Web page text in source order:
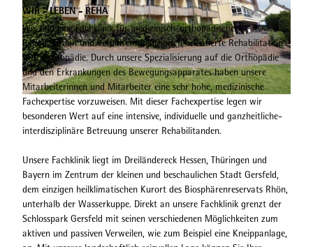
© HEIKO RHODE
© HEIKO RHODE
WIR - LEBEN - REHA
Wir sind eine Fachklinik für medizinisch-orthopädische
Rehabilitation und Verhaltensmedizinisch orientierte Rehabilitation –
VOR Orthopädie. Durch unsere Spezialisierung auf die Orthopädie
und den Erkrankungen des Bewegungsapparates haben unsere
Mitarbeiterinnen und Mitarbeiter eine sehr hohe, medizinische
Fachexpertise vorzuweisen. Mit dieser Fachexpertise legen wir
besonderen Wert auf eine intensive, individuelle und ganzheitliche-
interdisziplinäre Betreuung unserer Rehabilitanden.
Unsere Fachklinik liegt im Dreiländereck Hessen, Thüringen und
Bayern im Zentrum der kleinen und beschaulichen Stadt Gersfeld,
dem einzigen heilklimatischen Kurort des Biosphärenreservats Rhön,
unterhalb der Wasserkuppe. Direkt an unsere Fachklinik grenzt der
Schlosspark Gersfeld mit seinen verschiedenen Möglichkeiten zum
aktiven und passiven Verweilen, wie zum Beispiel eine Kneippanlage,